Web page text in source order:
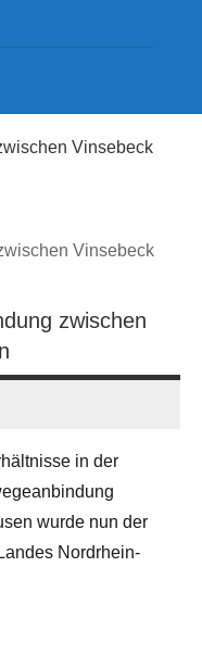
Vinsebeck
Vinsebeck
zwischen
in der
wurde nun der
Nordrhein-